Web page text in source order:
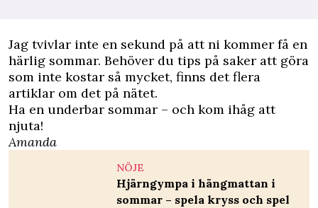
Jag tvivlar inte en sekund på att ni kommer få en
härlig sommar. Behöver du tips på saker att göra
som inte kostar så mycket, finns det flera
artiklar om det på nätet.
Ha en underbar sommar – och kom ihåg att
njuta!
Amanda
NÖJE
Hjärngympa i hängmattan i
sommar – spela kryss och spel